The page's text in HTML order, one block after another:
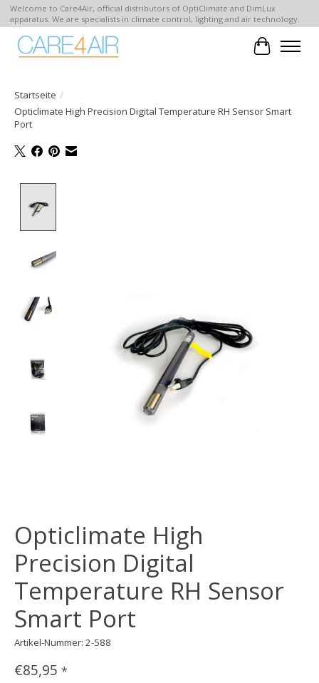
Welcome to Care4Air, official distributors of OptiClimate and DimLux
apparatus. We are specialists in climate control, lighting and air technology.
Ihr
Startseite /
Opticlimate High Precision Digital Temperature RH Sensor Smart
Port
Opticlimate High
Precision Digital
Temperature RH Sensor
Smart Port
Artikel-Nummer: 2-588
€85,95 *